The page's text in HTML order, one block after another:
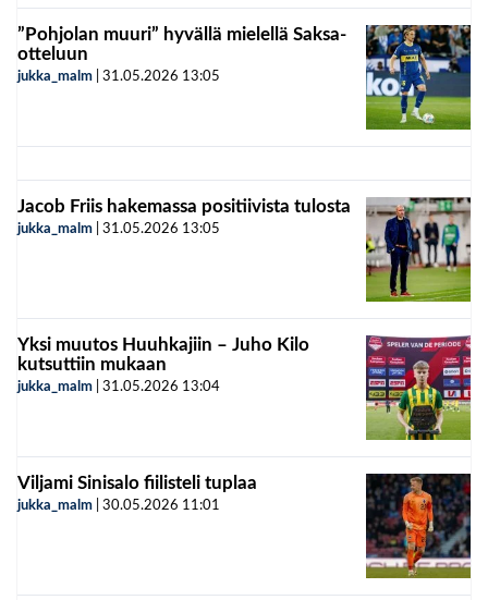
”Pohjolan muuri” hyvällä mielellä Saksa-
otteluun
jukka_malm 31.05.2026 13:05
Jacob Friis hakemassa positiivista tulosta
jukka_malm 31.05.2026 13:05
Yksi muutos Huuhkajiin – Juho Kilo
kutsuttiin mukaan
jukka_malm 31.05.2026 13:04
Viljami Sinisalo fiilisteli tuplaa
jukka_malm 30.05.2026 11:01